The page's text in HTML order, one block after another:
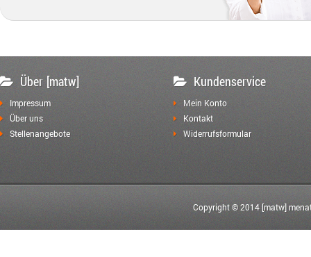
Über [matw]
Impressum
Über uns
Stellenangebote
Kundenservice
Mein Konto
Kontakt
Widerrufsformular
Copyright © 2014 [matw]